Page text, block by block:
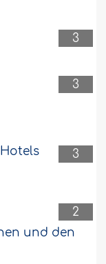
3
3
3
2
und den